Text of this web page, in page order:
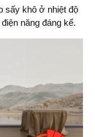
sấy khô ở nhiệt độ
năng đáng kể.